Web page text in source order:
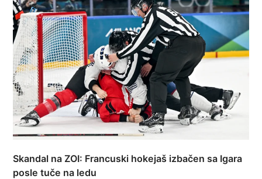
Skandal na ZOI: Francuski hokejaš izbačen sa Igara
posle tuče na ledu